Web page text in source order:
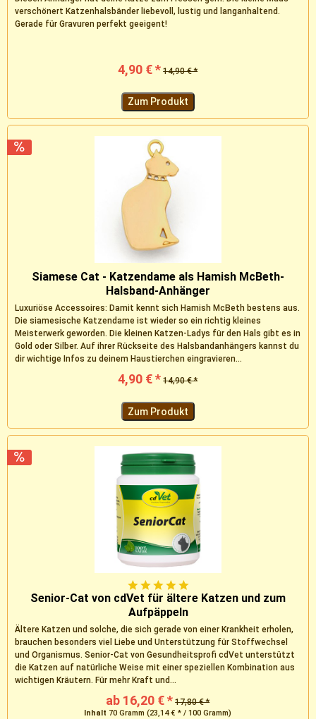
verschönert Katzenhalsbänder liebevoll, lustig und langanhaltend.
Gerade für Gravuren perfekt geeigent!
4,90 € * 14,90 € *
Zum Produkt
Siamese Cat - Katzendame als Hamish McBeth-
Halsband-Anhänger
Luxuriöse Accessoires: Damit kennt sich Hamish McBeth bestens aus.
Die siamesische Katzendame ist wieder so ein richtig kleines
Meisterwerk geworden. Die kleinen Katzen-Ladys für den Hals gibt es in
Gold oder Silber. Auf ihrer Rückseite des Halsbandanhängers kannst du
dir wichtige Infos zu deinem Haustierchen eingravieren...
4,90 € * 14,90 € *
Zum Produkt
Senior-Cat von cdVet für ältere Katzen und zum
Aufpäppeln
Ältere Katzen und solche, die sich gerade von einer Krankheit erholen,
brauchen besonders viel Liebe und Unterstützung für Stoffwechsel
und Organismus. Senior-Cat von Gesundheitsprofi cdVet unterstützt
die Katzen auf natürliche Weise mit einer speziellen Kombination aus
wichtigen Kräutern. Für mehr Kraft und...
ab 16,20 € * 17,80 € *
Inhalt 70 Gramm(23,14 € * / 100 Gramm)